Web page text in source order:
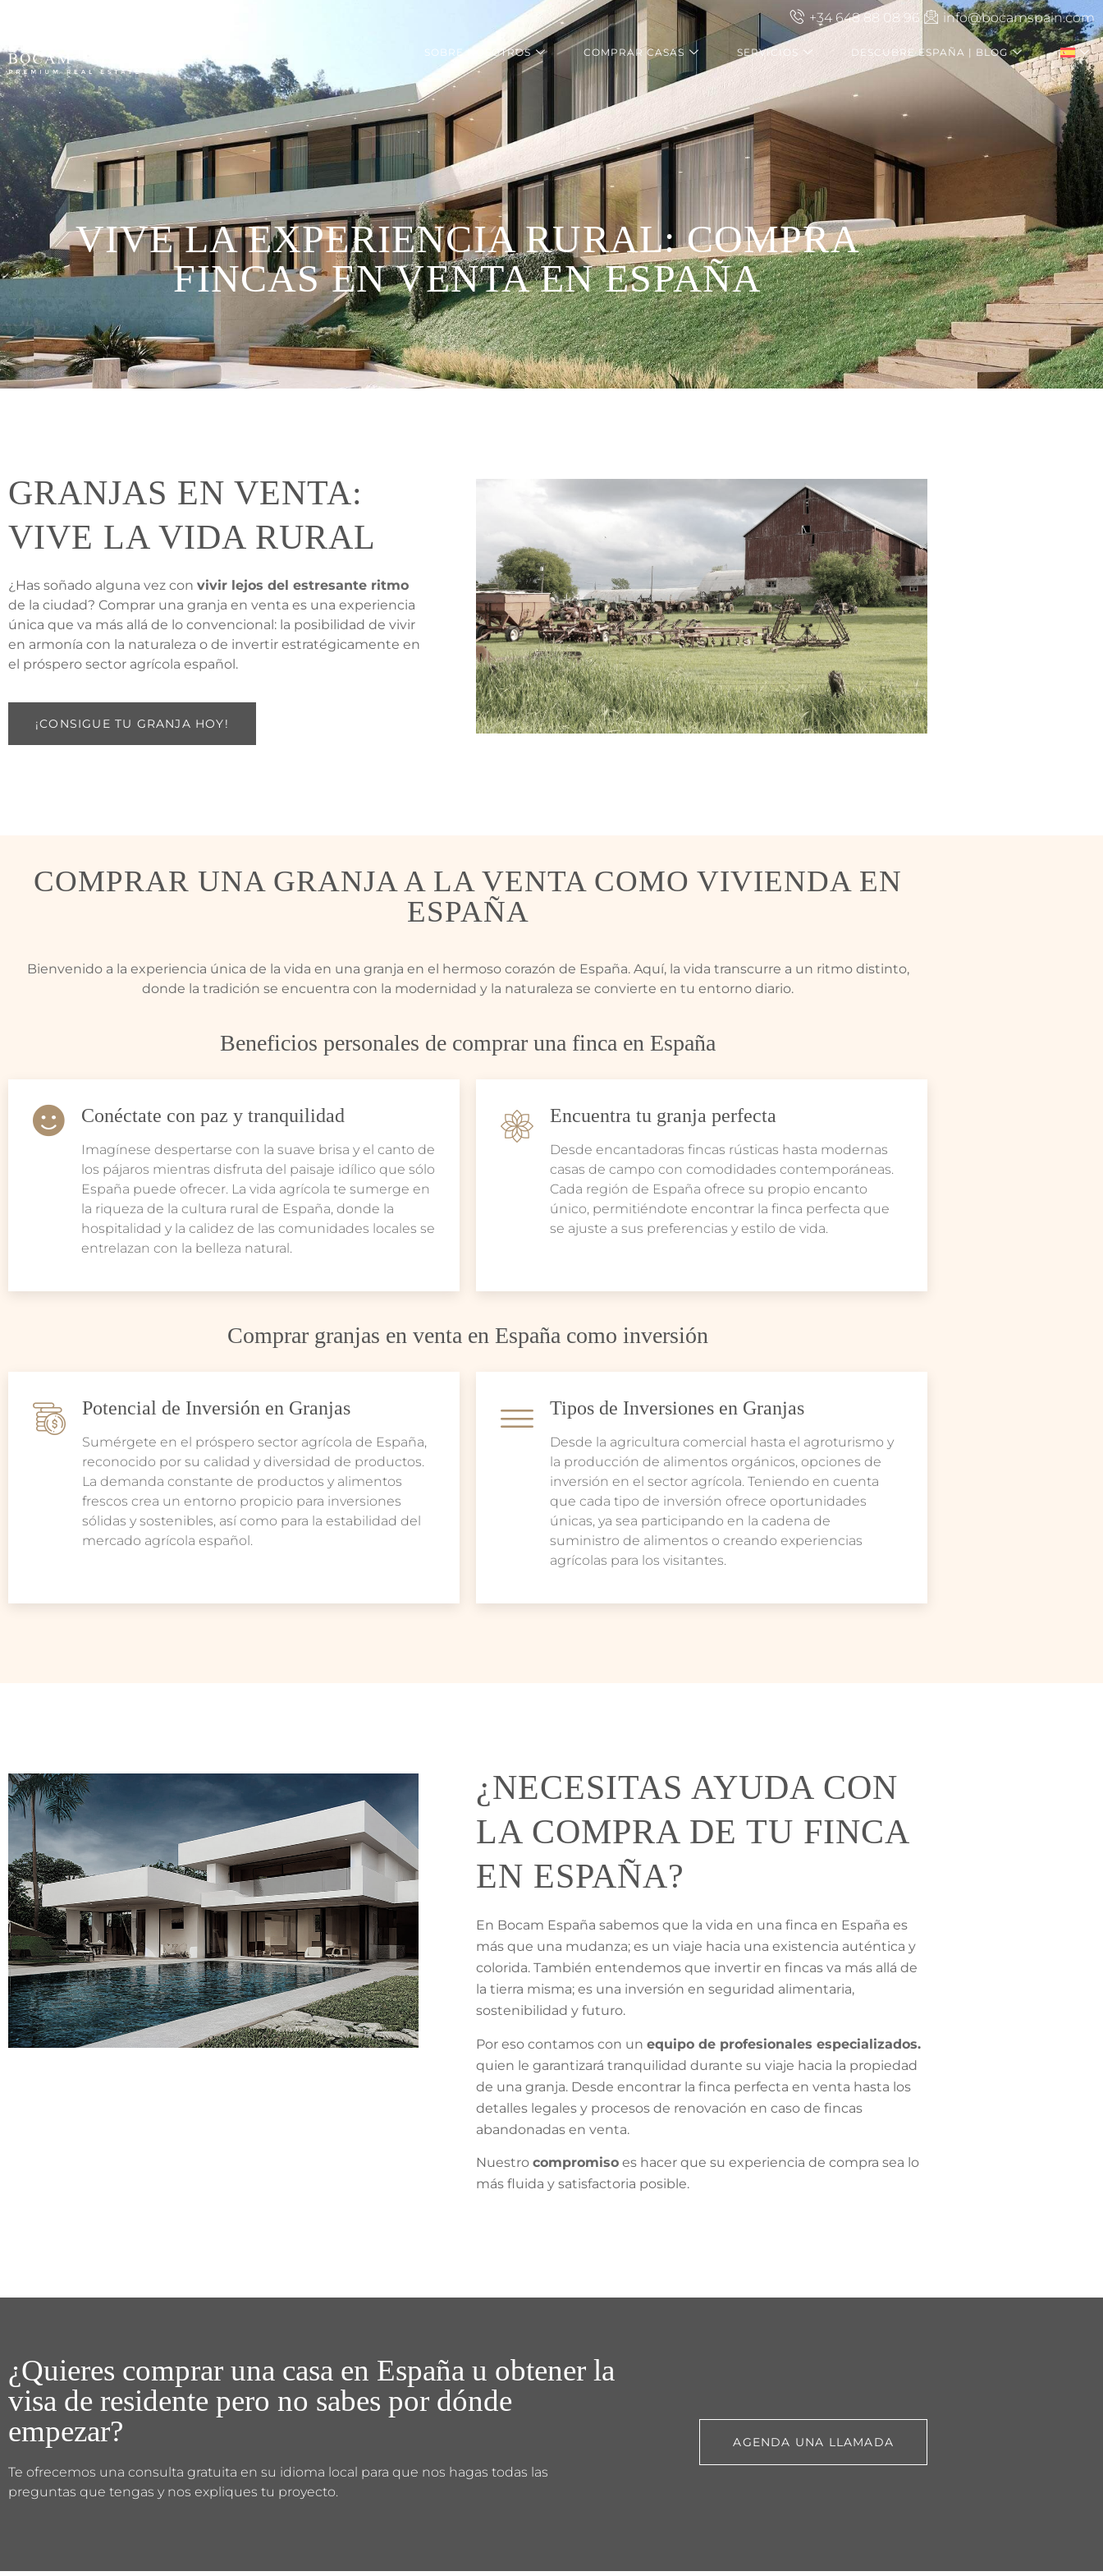
+34 648 88 08 96 info@bocamspain.com
SOBRE NOSOTROS COMPRAR CASAS SERVICIOS DESCUBRE ESPAÑA | BLOG
VIVE LA EXPERIENCIA RURAL: COMPRA
FINCAS EN VENTA EN ESPAÑA
GRANJAS EN VENTA:
VIVE LA VIDA RURAL
¿Has soñado alguna vez con vivir lejos del estresante ritmo
de la ciudad? Comprar una granja en venta es una experiencia
única que va más allá de lo convencional: la posibilidad de vivir
en armonía con la naturaleza o de invertir estratégicamente en
el próspero sector agrícola español.
¡CONSIGUE TU GRANJA HOY!
COMPRAR UNA GRANJA A LA VENTA COMO VIVIENDA EN
ESPAÑA
Bienvenido a la experiencia única de la vida en una granja en el hermoso corazón de España. Aquí, la vida transcurre a un ritmo distinto,
donde la tradición se encuentra con la modernidad y la naturaleza se convierte en tu entorno diario.
Beneficios personales de comprar una finca en España
Conéctate con paz y tranquilidad
Imagínese despertarse con la suave brisa y el canto de
los pájaros mientras disfruta del paisaje idílico que sólo
España puede ofrecer. La vida agrícola te sumerge en
la riqueza de la cultura rural de España, donde la
hospitalidad y la calidez de las comunidades locales se
entrelazan con la belleza natural.
Encuentra tu granja perfecta
Desde encantadoras fincas rústicas hasta modernas
casas de campo con comodidades contemporáneas.
Cada región de España ofrece su propio encanto
único, permitiéndote encontrar la finca perfecta que
se ajuste a sus preferencias y estilo de vida.
Comprar granjas en venta en España como inversión
Potencial de Inversión en Granjas
Sumérgete en el próspero sector agrícola de España,
reconocido por su calidad y diversidad de productos.
La demanda constante de productos y alimentos
frescos crea un entorno propicio para inversiones
sólidas y sostenibles, así como para la estabilidad del
mercado agrícola español.
Tipos de Inversiones en Granjas
Desde la agricultura comercial hasta el agroturismo y
la producción de alimentos orgánicos, opciones de
inversión en el sector agrícola. Teniendo en cuenta
que cada tipo de inversión ofrece oportunidades
únicas, ya sea participando en la cadena de
suministro de alimentos o creando experiencias
agrícolas para los visitantes.
¿NECESITAS AYUDA CON
LA COMPRA DE TU FINCA
EN ESPAÑA?
En Bocam España sabemos que la vida en una finca en España es
más que una mudanza; es un viaje hacia una existencia auténtica y
colorida. También entendemos que invertir en fincas va más allá de
la tierra misma; es una inversión en seguridad alimentaria,
sostenibilidad y futuro.
Por eso contamos con un equipo de profesionales especializados.
quien le garantizará tranquilidad durante su viaje hacia la propiedad
de una granja. Desde encontrar la finca perfecta en venta hasta los
detalles legales y procesos de renovación en caso de fincas
abandonadas en venta.
Nuestro compromiso es hacer que su experiencia de compra sea lo
más fluida y satisfactoria posible.
¿Quieres comprar una casa en España u obtener la
visa de residente pero no sabes por dónde
empezar?
Te ofrecemos una consulta gratuita en su idioma local para que nos hagas todas las
preguntas que tengas y nos expliques tu proyecto.
AGENDA UNA LLAMADA